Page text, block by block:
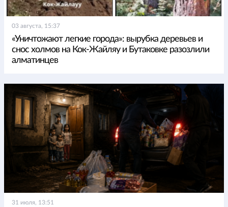
03 августа, 15:37
«Уничтожают легкие города»: вырубка деревьев и
снос холмов на Кок-Жайляу и Бутаковке разозлили
алматинцев
31 июля, 13:51